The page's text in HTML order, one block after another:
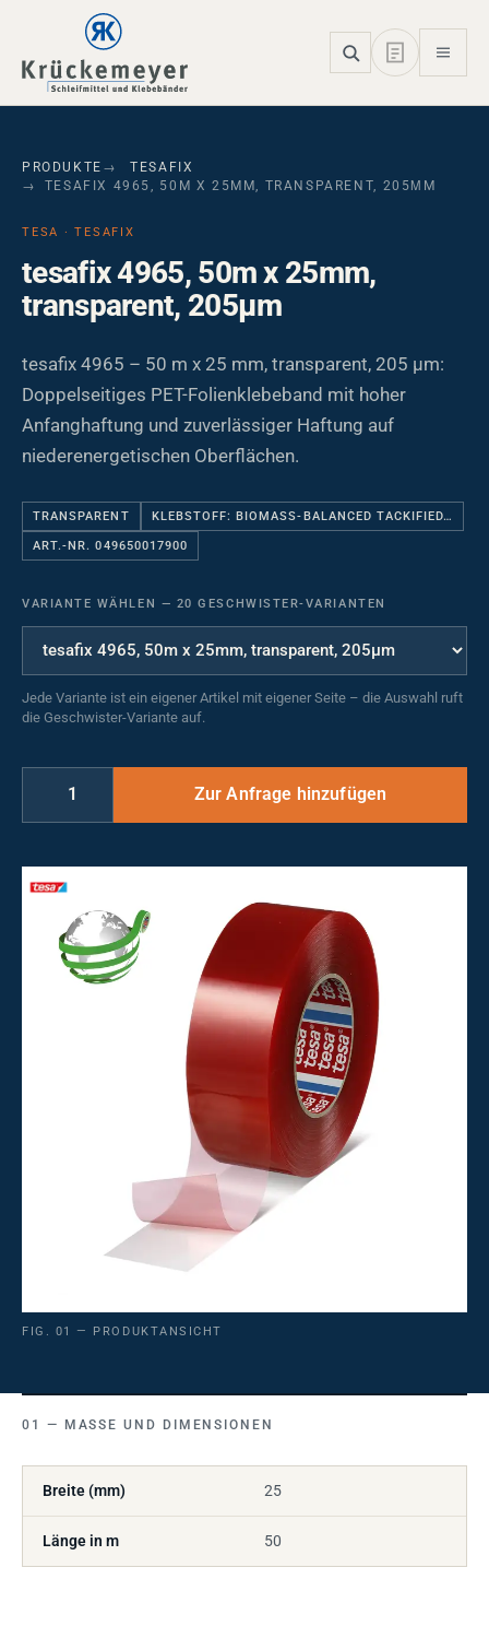
Skip to main navigation
Skip to main content
Skip to page footer
PRODUKTE
TESAFIX
TESAFIX 4965, 50M X 25MM, TRANSPARENT, 205ΜM
TESA · TESAFIX
tesafix 4965, 50m x 25mm,
transparent, 205µm
tesafix 4965 – 50 m x 25 mm, transparent, 205 µm:
Doppelseitiges PET-Folienklebeband mit hoher
Anfanghaftung und zuverlässiger Haftung auf
niederenergetischen Oberflächen.
TRANSPARENT KLEBSTOFF: BIOMASS-BALANCED TACKIFIED…
ART.-NR. 049650017900
VARIANTE WÄHLEN — 20 GESCHWISTER-VARIANTEN
Jede Variante ist ein eigener Artikel mit eigener Seite – die Auswahl ruft
die Geschwister-Variante auf.
FIG. 01 — PRODUKTANSICHT
MASSE UND DIMENSIONEN
Breite (mm) 25
Länge in m 50